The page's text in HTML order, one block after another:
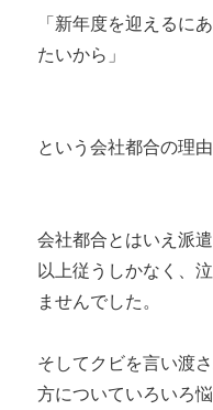
「新年度を迎えるに
たいから」
という会社都合の理由
会社都合とはいえ派
以上従うしかなく、
ませんでした。
そしてクビを言い渡
方についていろいろ